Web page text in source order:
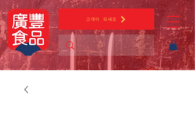
고객이 되세요